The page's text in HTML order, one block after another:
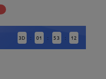
3D : 01 : 53 : 11